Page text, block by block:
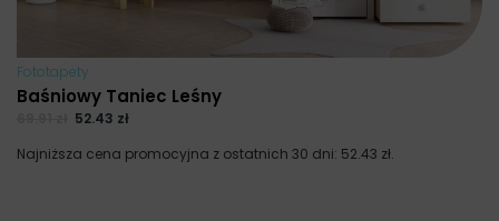
Fototapety
Baśniowy Taniec Leśny
52.43 zł
Najniższa cena promocyjna z ostatnich 30 dni: 52.43 zł.